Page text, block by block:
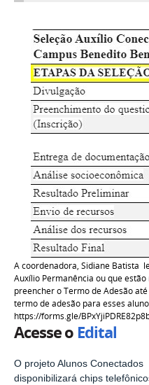
A coordenadora, Sidiane Batista
Auxílio Permanência ou que
preencher o Termo de Adesão
termo de adesão para esses
https://forms.gle/
Acesse o Edital
O projeto Alunos
disponibilizará chips